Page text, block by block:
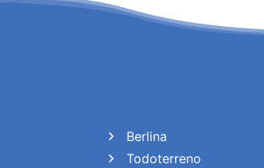
Berlina
Todoterreno